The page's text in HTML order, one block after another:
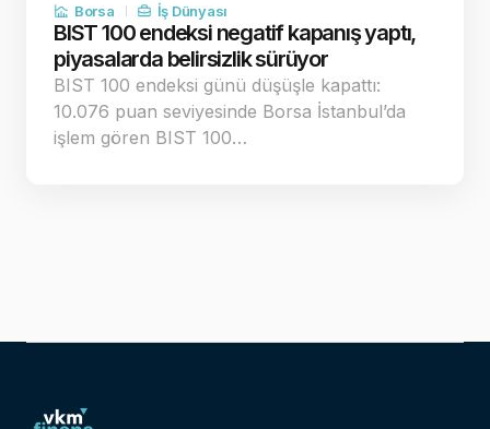
Borsa İş Dünyası
BIST 100 endeksi negatif kapanış yaptı,
piyasalarda belirsizlik sürüyor
BIST 100 endeksi günü düşüşle kapattı:
10.076 puan seviyesinde Borsa İstanbul’da
işlem gören BIST 100…